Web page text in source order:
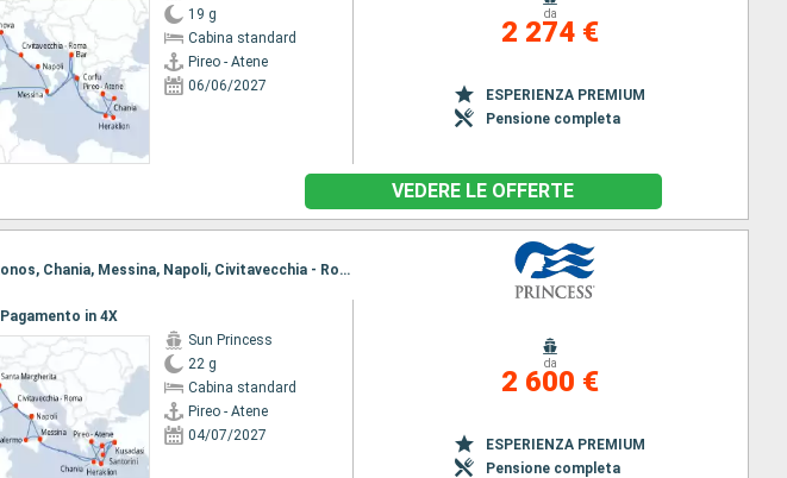
19 g
Cabina standard
Pireo - Atene
06/06/2027
da
2 274 €
ESPERIENZA PREMIUM
Pensione completa
VEDERE LE OFFERTE
Itinerario : Pireo - Atene, Heraklion, Kusadasi, Santorini, Mykonos, Chania, Messina, Napoli, Civitavecchia - Roma, Barcellona, Marsiglia, Santa Margherita, Civitavecchia - Roma, Napoli, Palermo, Heraklion, Kusadasi, Mykonos, Pireo - Atene
Pagamento in 4X
Sun Princess
22 g
Cabina standard
Pireo - Atene
04/07/2027
da
2 600 €
ESPERIENZA PREMIUM
Pensione completa